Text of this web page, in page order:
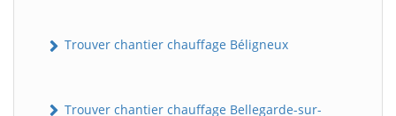
Trouver chantier chauffage Béligneux
Trouver chantier chauffage Bellegarde-sur-